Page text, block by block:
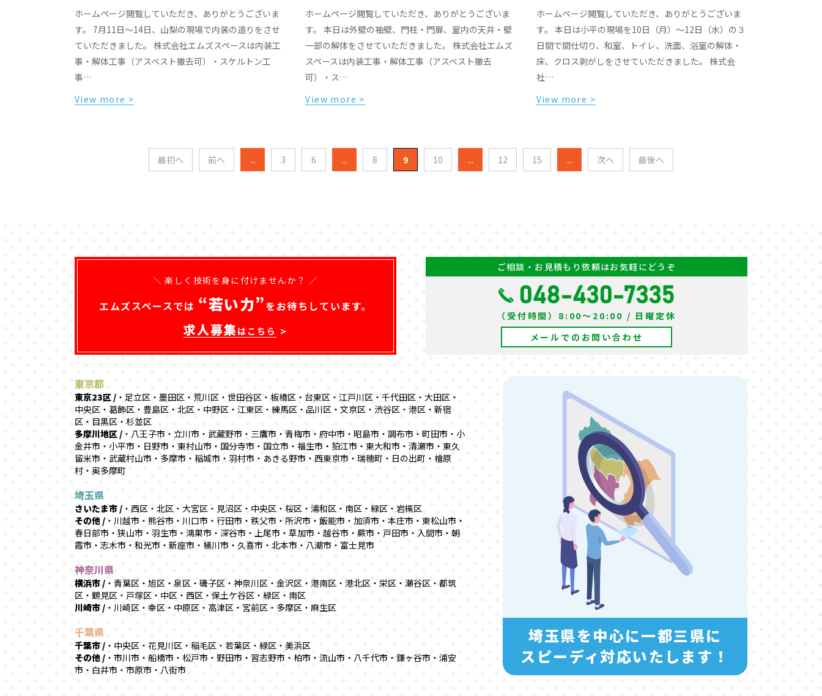
ホームページ閲覧していただき、ありがとうございま
す。 7月11日〜14日、山梨の現場で内装の造りをさせ
ていただきました。 株式会社エムズスペースは内装工
事・解体工事（アスベスト撤去可）・スケルトン工
事…
View more >
ホームページ閲覧していただき、ありがとうございま
す。 本日は外壁の袖壁、門柱・門扉、室内の天井・壁
一部の解体をさせていただきました。 株式会社エムズ
スペースは内装工事・解体工事（アスベスト撤去
可）・ス…
View more >
ホームページ閲覧していただき、ありがとうございま
す。 本日は小平の現場を10日（月）〜12日（水）の３
日間で間仕切り、和室、トイレ、洗面、浴室の解体・
床、クロス剥がしをさせていただきました。 株式会
社…
View more >
最初へ 前へ ... 3 6 ... 8 9 10 ... 12 15 ... 次へ 最後へ
＼ 楽しく技術を身に付けませんか？ ／
エムズスペースでは “若い力”をお待ちしています。
求人募集 はこちら
ご相談・お見積もり依頼はお気軽にどうぞ
048-430-7335
（受付時間）8:00～20:00 / 日曜定休
メールでのお問い合わせ
東京都
東京23区 / ・足立区・墨田区・荒川区・世田谷区・板橋区・台東区・江戸川区・千代田区・大田区・
中央区・葛飾区・豊島区・北区・中野区・江東区・練馬区・品川区・文京区・渋谷区・港区・新宿
区・目黒区・杉並区
多摩川地区 / ・八王子市・立川市・武蔵野市・三鷹市・青梅市・府中市・昭島市・調布市・町田市・小
金井市・小平市・日野市・東村山市・国分寺市・国立市・福生市・狛江市・東大和市・清瀬市・東久
留米市・武蔵村山市・多摩市・稲城市・羽村市・あきる野市・西東京市・瑞穂町・日の出町・檜原
村・奥多摩町
埼玉県
さいたま市 / ・西区・北区・大宮区・見沼区・中央区・桜区・浦和区・南区・緑区・岩槻区
その他 / ・川越市・熊谷市・川口市・行田市・秩父市・所沢市・飯能市・加須市・本庄市・東松山市・
春日部市・狭山市・羽生市・鴻巣市・深谷市・上尾市・草加市・越谷市・蕨市・戸田市・入間市・朝
霞市・志木市・和光市・新座市・桶川市・久喜市・北本市・八潮市・富士見市
神奈川県
横浜市 / ・青葉区・旭区・泉区・磯子区・神奈川区・金沢区・港南区・港北区・栄区・瀬谷区・都筑
区・鶴見区・戸塚区・中区・西区・保土ケ谷区・緑区・南区
川崎市 / ・川崎区・幸区・中原区・高津区・宮前区・多摩区・麻生区
千葉県
千葉市 / ・中央区・花見川区・稲毛区・若葉区・緑区・美浜区
その他 / ・市川市・船橋市・松戸市・野田市・習志野市・柏市・流山市・八千代市・鎌ヶ谷市・浦安
市・白井市・市原市・八街市
埼玉県を中心に一都三県に
スピーディ対応いたします！